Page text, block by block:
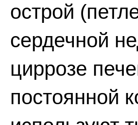
острой
сердечной
циррозе
постоянной